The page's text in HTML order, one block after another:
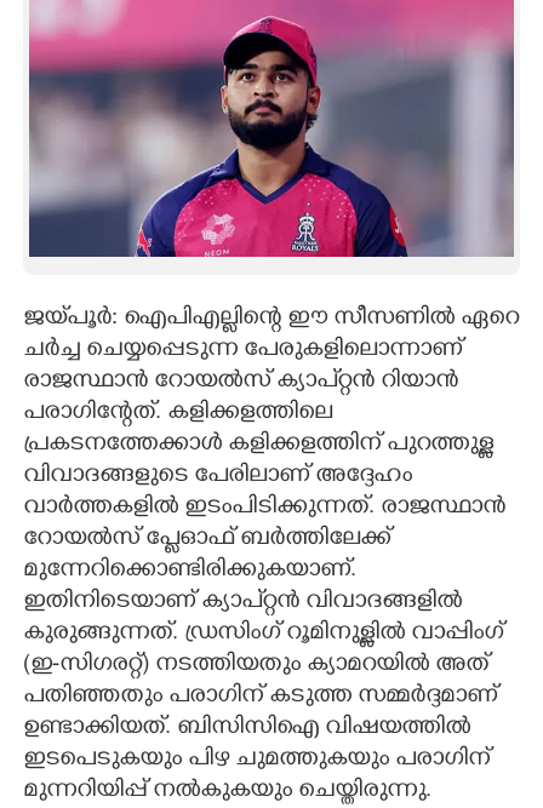
INFO+
ASTRO
LITERATURE
ZOOM
CONTACT US
ജയ്‌പൂർ: ഐപിഎല്ലിന്റെ ഈ സീസണിൽ ഏറെ
ചർച്ച ചെയ്യപ്പെടുന്ന പേരുകളിലൊന്നാണ്
രാജസ്ഥാൻ റോയൽസ് ക്യാപ്റ്റൻ റിയാൻ
പരാഗിന്റേത്. കളിക്കളത്തിലെ
പ്രകടനത്തേക്കാൾ കളിക്കളത്തിന് പുറത്തുള്ള
വിവാദങ്ങളുടെ പേരിലാണ് അദ്ദേഹം
വാ‌ർത്തകളിൽ ഇടംപിടിക്കുന്നത്. രാജസ്ഥാൻ
റോയൽസ് പ്ലേഓഫ് ബർത്തിലേക്ക്
മുന്നേറിക്കൊണ്ടിരിക്കുകയാണ്.
ഇതിനിടെയാണ് ക്യാപ്റ്റൻ വിവാദങ്ങളിൽ
കുരുങ്ങുന്നത്. ഡ്രസിംഗ് റൂമിനുള്ളിൽ വാപ്പിംഗ്
(ഇ-സിഗരറ്റ്) നടത്തിയതും ക്യാമറയിൽ അത്
പതിഞ്ഞതും പരാഗിന് കടുത്ത സമ്മ‌ർദ്ദമാണ്
ഉണ്ടാക്കിയത്. ബിസിസിഐ വിഷയത്തിൽ
ഇടപെടുകയും പിഴ ചുമത്തുകയും പരാഗിന്
മുന്നറിയിപ്പ് നൽകുകയും ചെയ്തിരുന്നു.